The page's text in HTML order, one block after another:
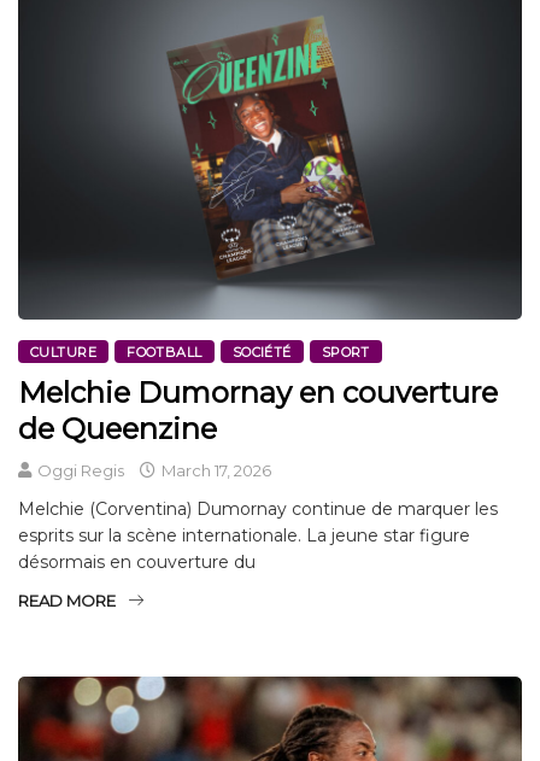
CULTURE FOOTBALL SOCIÉTÉ SPORT
Melchie Dumornay en couverture
de Queenzine
Oggi Regis March 17, 2026
Melchie (Corventina) Dumornay continue de marquer les
esprits sur la scène internationale. La jeune star figure
désormais en couverture du
READ MORE